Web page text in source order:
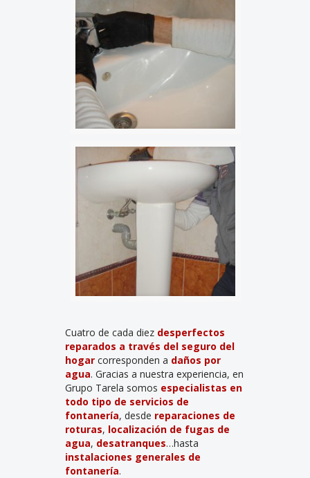
Cuatro de cada diez desperfectos
reparados a través del seguro del
hogar corresponden a daños por
agua. Gracias a nuestra experiencia, en
Grupo Tarela somos especialistas en
todo tipo de servicios de
fontanería, desde reparaciones de
roturas, localización de fugas de
agua, desatranques…hasta
instalaciones generales de
fontanería.